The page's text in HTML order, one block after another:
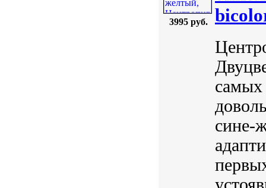
3995 руб.
самых
сине-